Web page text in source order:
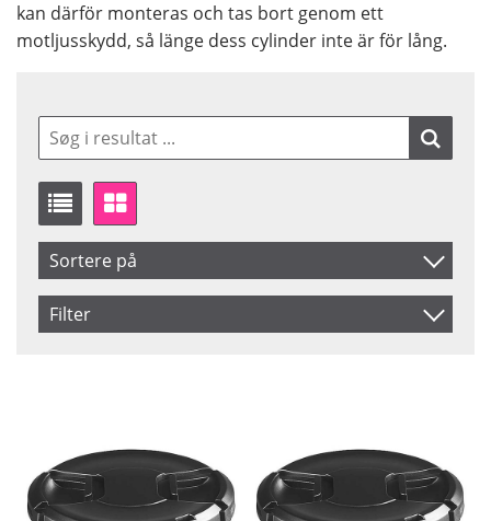
kan därför monteras och tas bort genom ett
motljusskydd, så länge dess cylinder inte är för lång.
Sortere på
Produkt Kode
Filter